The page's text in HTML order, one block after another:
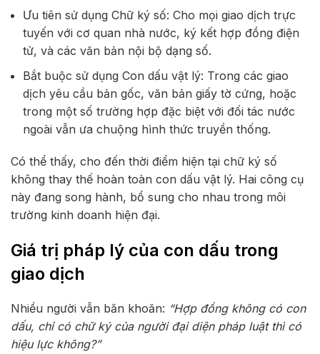
Ưu tiên sử dụng Chữ ký số: Cho mọi giao dịch trực
tuyến với cơ quan nhà nước, ký kết hợp đồng điện
tử, và các văn bản nội bộ dạng số.
Bắt buộc sử dụng Con dấu vật lý: Trong các giao
dịch yêu cầu bản gốc, văn bản giấy tờ cứng, hoặc
trong một số trường hợp đặc biệt với đối tác nước
ngoài vẫn ưa chuộng hình thức truyền thống.
Có thể thấy, cho đến thời điểm hiện tại chữ ký số
không thay thế hoàn toàn con dấu vật lý. Hai công cụ
này đang song hành, bổ sung cho nhau trong môi
trường kinh doanh hiện đại.
Giá trị pháp lý của con dấu trong
giao dịch
Nhiều người vẫn băn khoăn: “Hợp đồng không có con
dấu, chỉ có chữ ký của người đại diện pháp luật thì có
hiệu lực không?”